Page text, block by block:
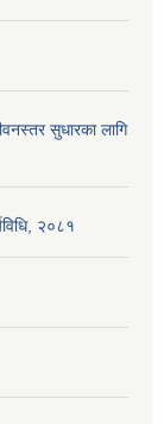
सुधारका लागि
२०८१